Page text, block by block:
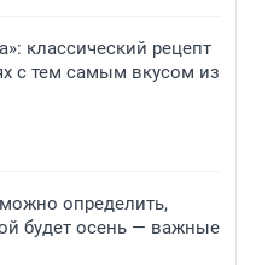
классический рецепт
с тем самым вкусом из
определить,
будет осень — важные